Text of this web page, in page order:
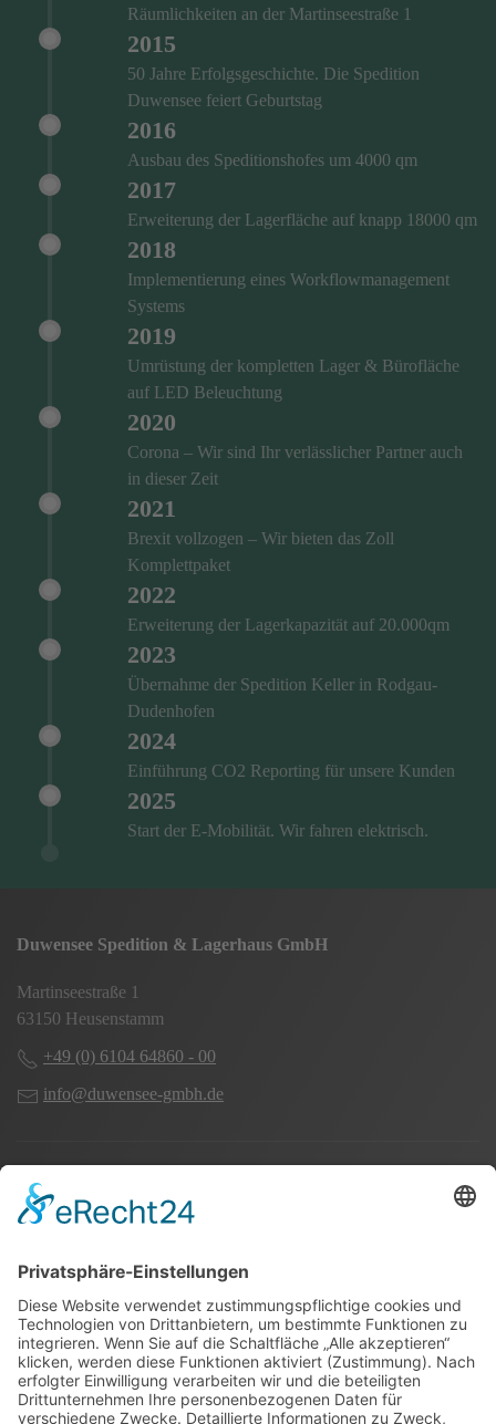
Räumlichkeiten an der Martinseestraße 1
2015
50 Jahre Erfolgsgeschichte. Die Spedition
Duwensee feiert Geburtstag
2016
Ausbau des Speditionshofes um 4000 qm
2017
Erweiterung der Lagerfläche auf knapp 18000 qm
2018
Implementierung eines Workflowmanagement
Systems
2019
Umrüstung der kompletten Lager & Bürofläche
auf LED Beleuchtung
2020
Corona – Wir sind Ihr verlässlicher Partner auch
in dieser Zeit
2021
Brexit vollzogen – Wir bieten das Zoll
Komplettpaket
2022
Erweiterung der Lagerkapazität auf 20.000qm
2023
Übernahme der Spedition Keller in Rodgau-
Dudenhofen
2024
Einführung CO2 Reporting für unsere Kunden
2025
Start der E-Mobilität. Wir fahren elektrisch.
Duwensee Spedition & Lagerhaus GmbH
Martinseestraße 1
63150 Heusenstamm
+49 (0) 6104 64860 - 00
info@duwensee-gmbh.de
Spezialisten für:
Nahverkehr Transport Rhein-Main
UK-Transporte
Lagerlogistik